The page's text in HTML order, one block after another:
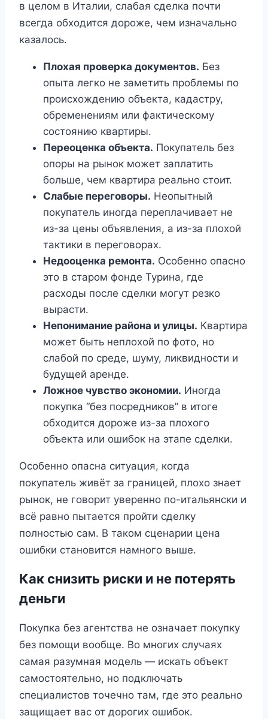
в целом в Италии, слабая сделка почти
всегда обходится дороже, чем изначально
казалось.
Плохая проверка документов. Без
опыта легко не заметить проблемы по
происхождению объекта, кадастру,
обременениям или фактическому
состоянию квартиры.
Переоценка объекта. Покупатель без
опоры на рынок может заплатить
больше, чем квартира реально стоит.
Слабые переговоры. Неопытный
покупатель иногда переплачивает не
из-за цены объявления, а из-за плохой
тактики в переговорах.
Недооценка ремонта. Особенно опасно
это в старом фонде Турина, где
расходы после сделки могут резко
вырасти.
Непонимание района и улицы. Квартира
может быть неплохой по фото, но
слабой по среде, шуму, ликвидности и
будущей аренде.
Ложное чувство экономии. Иногда
покупка “без посредников” в итоге
обходится дороже из-за плохого
объекта или ошибок на этапе сделки.
Особенно опасна ситуация, когда
покупатель живёт за границей, плохо знает
рынок, не говорит уверенно по-итальянски и
всё равно пытается пройти сделку
полностью сам. В таком сценарии цена
ошибки становится намного выше.
Как снизить риски и не потерять
деньги
Покупка без агентства не означает покупку
без помощи вообще. Во многих случаях
самая разумная модель — искать объект
самостоятельно, но подключать
специалистов точечно там, где это реально
защищает вас от дорогих ошибок.